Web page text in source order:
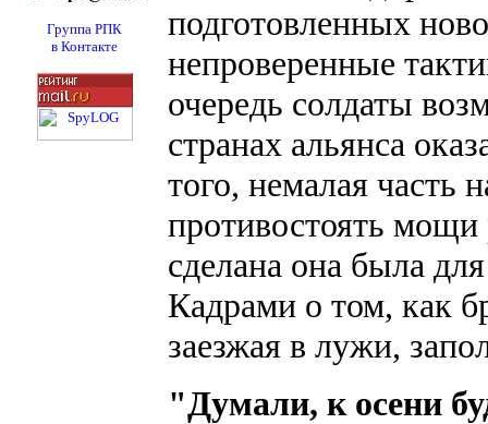
Группа РПК
в Контакте
подготовленных
непроверенные
очередь солдаты
странах альянса
того, немалая часть
противостоять мощи
сделана она была
Кадрами о том, как
заезжая в лужи,
"Думали, к осени